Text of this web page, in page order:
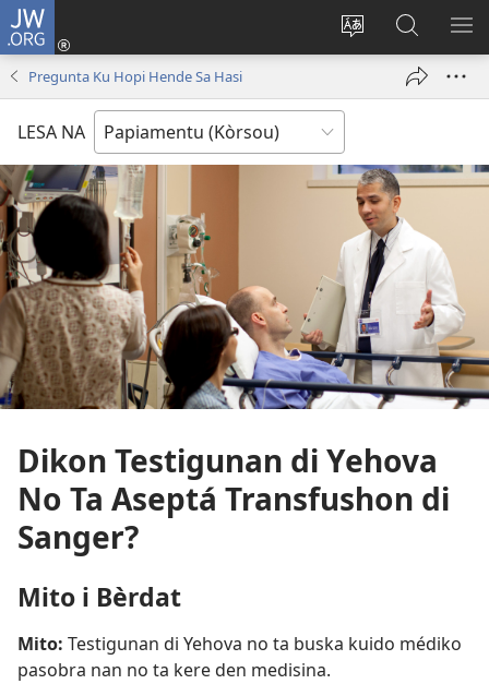
JW.ORG
Kambia
Log
window)
Buska
Riba
JW.ORG
Pregunta Ku Hopi Hende Sa Hasi
LESA NA
Dikon Testigunan di Yehova
No Ta Aseptá Transfushon di
Sanger?
Mito i Bèrdat
Mito: Testigunan di Yehova no ta buska kuido médiko
pasobra nan no ta kere den medisina.